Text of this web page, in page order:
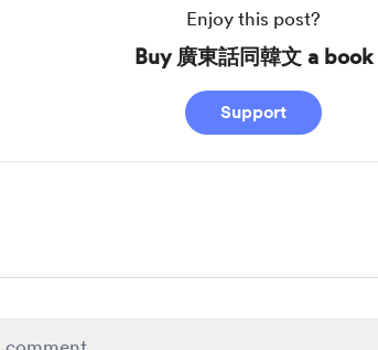
Enjoy this post?
Buy 廣東話同韓文 a book
Support